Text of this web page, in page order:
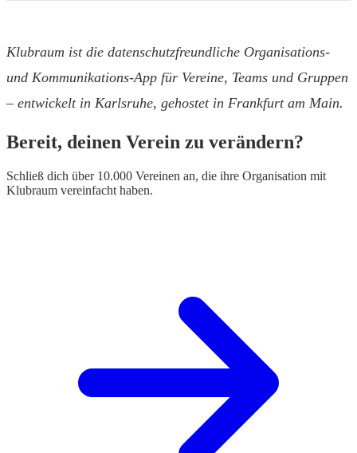
Klubraum ist die datenschutzfreundliche Organisations-
und Kommunikations-App für Vereine, Teams und Gruppen
– entwickelt in Karlsruhe, gehostet in Frankfurt am Main.
Bereit, deinen Verein zu verändern?
Schließ dich über 10.000 Vereinen an, die ihre Organisation mit
Klubraum vereinfacht haben.